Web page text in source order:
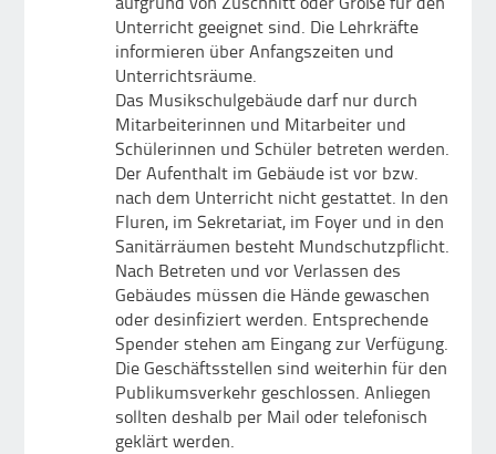
Unterricht geeignet sind. Die Lehrkräfte
informieren über Anfangszeiten und
Unterrichtsräume.
Das Musikschulgebäude darf nur durch
Mitarbeiterinnen und Mitarbeiter und
Schülerinnen und Schüler betreten werden.
Der Aufenthalt im Gebäude ist vor bzw.
nach dem Unterricht nicht gestattet. In den
Fluren, im Sekretariat, im Foyer und in den
Sanitärräumen besteht Mundschutzpflicht.
Nach Betreten und vor Verlassen des
Gebäudes müssen die Hände gewaschen
oder desinfiziert werden. Entsprechende
Spender stehen am Eingang zur Verfügung.
Die Geschäftsstellen sind weiterhin für den
Publikumsverkehr geschlossen. Anliegen
sollten deshalb per Mail oder telefonisch
geklärt werden.